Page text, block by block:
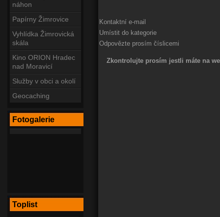
náhon
Papírny Žimrovice
Vyhlídka Žimrovická
skála
Kino ORION Hradec
nad Moravicí
Služby v obci a okolí
Geocaching
Fotogalerie
Toplist
Kontaktní e-mail
Umístit do kategorie
Odpovězte prosím číslicemi
Zkontrolujte prosím jestli máte na